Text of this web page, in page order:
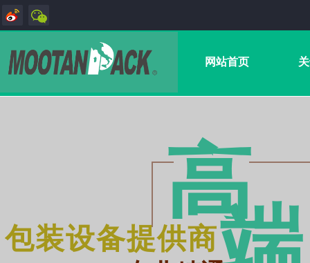
网站首页
高
包装设备提供商